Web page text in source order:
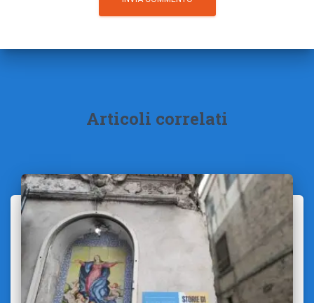
Articoli correlati